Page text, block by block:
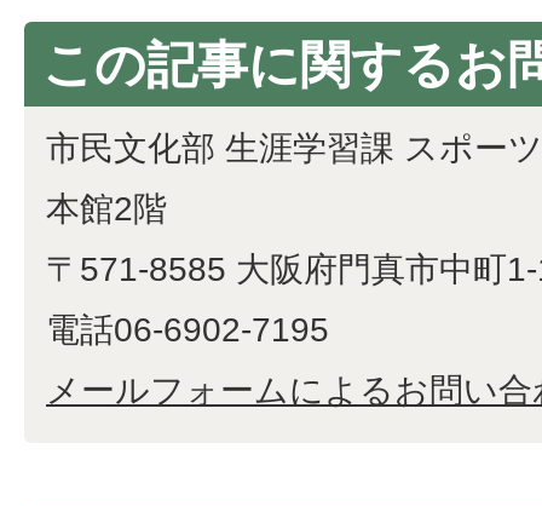
この記事に関するお
市民文化部 生涯学習課 スポー
本館2階
〒571-8585 大阪府門真市中町
電話06-6902-7195
メールフォームによるお問い合